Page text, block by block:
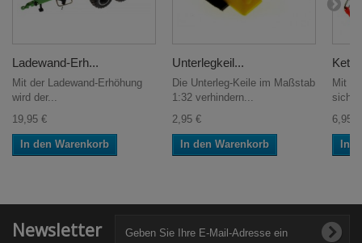
Ladewand-Erh...
Mit der Ladewand-Erhöhung
wird der...
19,95 €
In den Warenkorb
Unterlegkeil...
Die Unterleg-Keile im Maßstab
1:32 verhindern...
2,95 €
In den Warenkorb
Mit
sich
6,95 €
In
Newsletter